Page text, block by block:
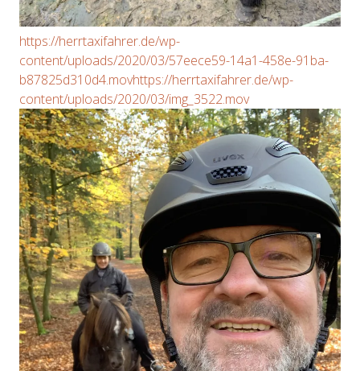
https://herrtaxifahrer.de/wp-
content/uploads/2020/03/57eece59-14a1-458e-91ba-
b87825d310d4.movhttps://herrtaxifahrer.de/wp-
content/uploads/2020/03/img_3522.mov